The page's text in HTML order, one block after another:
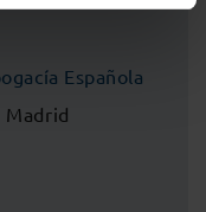
Española
Madrid